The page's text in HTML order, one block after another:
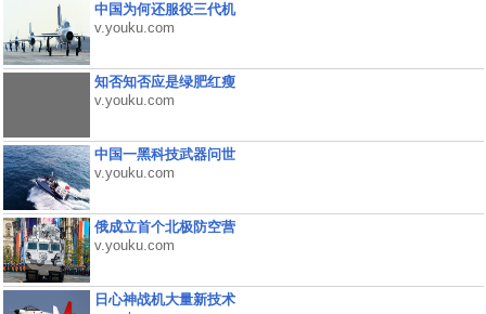
中国为何还服役三代机
v.youku.com
知否知否应是绿肥红瘦
v.youku.com
中国一黑科技武器问世
v.youku.com
俄成立首个北极防空营
v.youku.com
日心神战机大量新技术